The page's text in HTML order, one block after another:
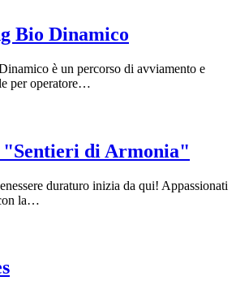
Bio Dinamico
è un percorso di avviamento e
per operatore…
"Sentieri di Armonia"
duraturo inizia da qui! Appassionati
la…